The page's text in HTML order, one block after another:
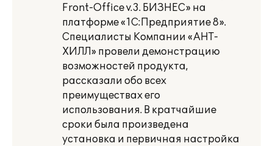
Front-Office v.3. БИЗНЕС» на
платформе «1С:Предприятие 8».
Специалисты Компании «АНТ-
ХИЛЛ» провели демонстрацию
возможностей продукта,
рассказали обо всех
преимуществах его
использования. В кратчайшие
сроки была произведена
установка и первичная настройка